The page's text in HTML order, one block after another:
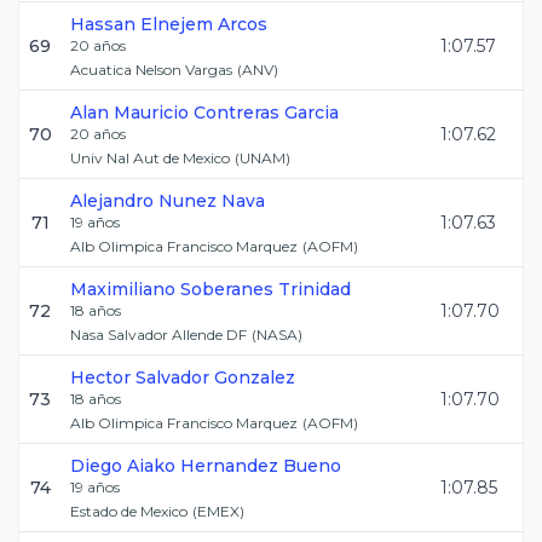
69
Hassan Elnejem Arcos
20 años
Acuatica Nelson Vargas (ANV)
1:07.57
70
Alan Mauricio Contreras Garcia
20 años
Univ Nal Aut de Mexico (UNAM)
1:07.62
71
Alejandro Nunez Nava
19 años
Alb Olimpica Francisco Marquez (AOFM)
1:07.63
72
Maximiliano Soberanes Trinidad
18 años
Nasa Salvador Allende DF (NASA)
1:07.70
73
Hector Salvador Gonzalez
18 años
Alb Olimpica Francisco Marquez (AOFM)
1:07.70
74
Diego Aiako Hernandez Bueno
19 años
Estado de Mexico (EMEX)
1:07.85